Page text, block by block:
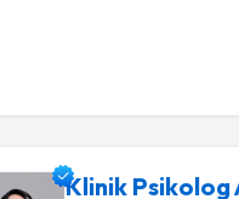
Klinik Psikolog